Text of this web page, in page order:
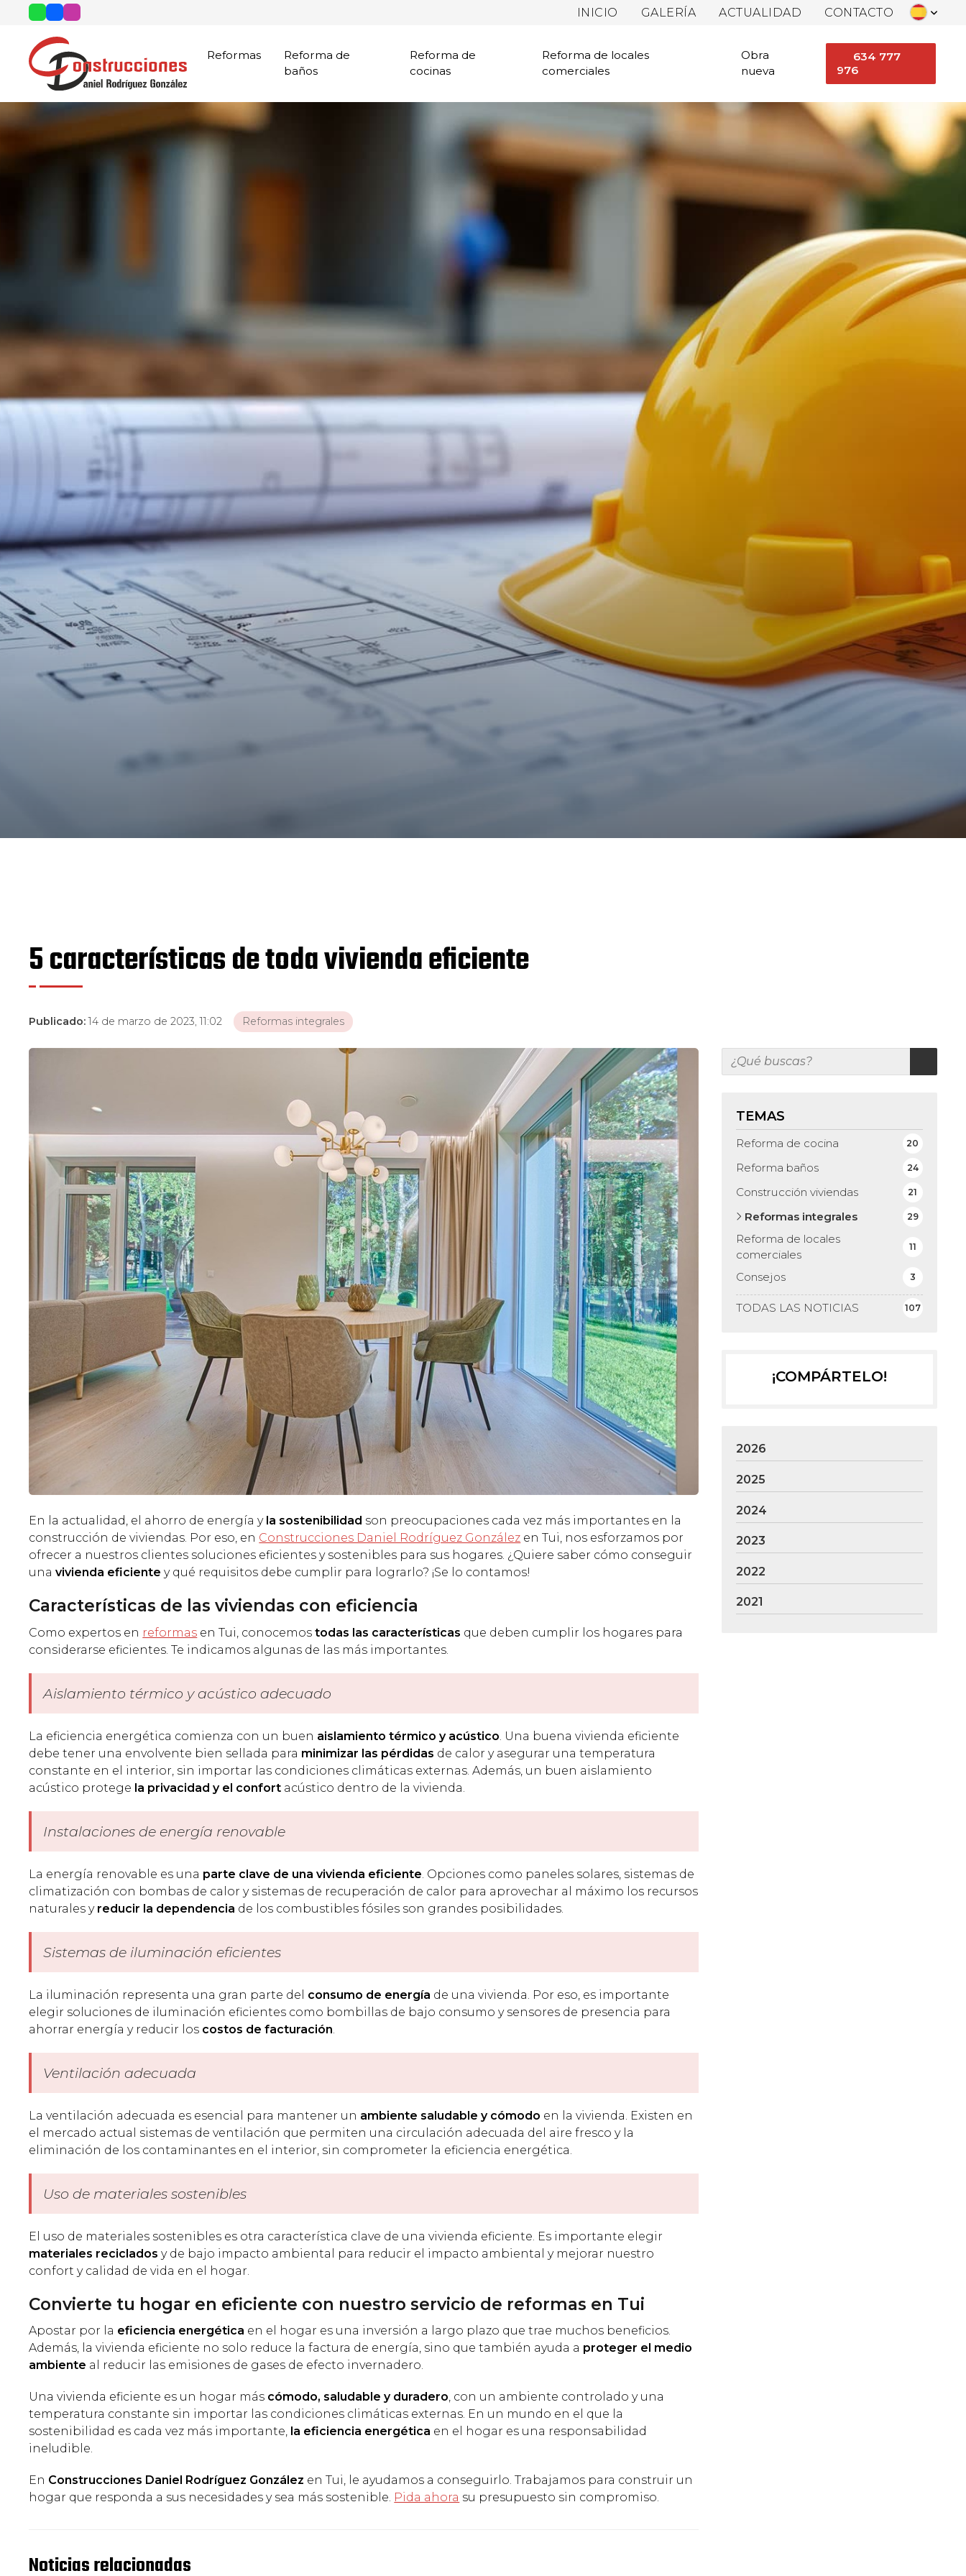
INICIO GALERÍA ACTUALIDAD CONTACTO
Reformas
Reforma de
baños
Reforma de
cocinas
Reforma de locales
comerciales
Obra
nueva
634 777
976
5 características de toda vivienda eficiente
Publicado: 14 de marzo de 2023, 11:02 Reformas integrales
TEMAS
TODAS LAS NOTICIAS 107
Reforma de cocina 20
Reforma baños 24
Construcción viviendas 21
Reformas integrales 29
Reforma de locales
comerciales
11
Consejos 3
En la actualidad, el ahorro de energía y la sostenibilidad son preocupaciones cada vez más importantes en la
construcción de viviendas. Por eso, en Construcciones Daniel Rodríguez González en Tui, nos esforzamos por
ofrecer a nuestros clientes soluciones eficientes y sostenibles para sus hogares. ¿Quiere saber cómo conseguir
unavivienda eficiente y qué requisitos debe cumplir para lograrlo? ¡Se lo contamos!
Características de las viviendas con eficiencia
Como expertos en reformas en Tui, conocemostodas las características que deben cumplir los hogares para
considerarse eficientes. Te indicamos algunas de las más importantes.
Aislamiento térmico y acústico adecuado
La eficiencia energética comienza con un buen aislamiento térmico y acústico . Una buena vivienda eficiente
debe tener una envolvente bien sellada para minimizar las pérdidas de calor y asegurar una temperatura
constante en el interior, sin importar las condiciones climáticas externas. Además, un buen aislamiento
acústico protege la privacidad y el confort acústico dentro de la vivienda.
Instalaciones de energía renovable
La energía renovable es una parte clave de una vivienda eficiente . Opciones como paneles solares, sistemas de
climatización con bombas de calor y sistemas de recuperación de calor para aprovechar al máximo los recursos
naturales y reducir la dependencia de los combustibles fósiles son grandes posibilidades.
Sistemas de iluminación eficientes
La iluminación representa una gran parte del consumo de energía de una vivienda. Por eso, es importante
elegir soluciones de iluminación eficientes como bombillas de bajo consumo y sensores de presencia para
ahorrar energía y reducir los costos de facturación
Ventilación adecuada
La ventilación adecuada es esencial para mantener un ambiente saludable y cómodo en la vivienda. Existen en
el mercado actual sistemas de ventilación que permiten una circulación adecuada del aire fresco y la
eliminación de los contaminantes en el interior, sin comprometer la eficiencia energética.
Uso de materiales sostenibles
El uso de materiales sostenibles es otra característica clave de una vivienda eficiente. Es importante elegir
materiales reciclados y de bajo impacto ambiental para reducir el impacto ambiental y mejorar nuestro
confort y calidad de vida en el hogar.
Convierte tu hogar en eficiente con nuestro servicio de reformas en Tui
Apostar por la eficiencia energética en el hogar es una inversión a largo plazo que trae muchos beneficios.
Además, la vivienda eficiente no solo reduce la factura de energía, sino que también ayuda a proteger el medio
ambiente al reducir las emisiones de gases de efecto invernadero.
Una vivienda eficiente es un hogar más cómodo, saludable y duradero, con un ambiente controlado y una
temperatura constante sin importar las condiciones climáticas externas. En un mundo en el que la
sostenibilidad es cada vez más importante, la eficiencia energética en el hogar es una responsabilidad
ineludible.
En Construcciones Daniel Rodríguez González en Tui, le ayudamos a conseguirlo. Trabajamos para construir un
hogar que responda a sus necesidades y sea más sostenible. Pida ahora su presupuesto sin compromiso.
Noticias relacionadas
¡COMPÁRTELO!
2026
2025
2024
2023
2022
2021